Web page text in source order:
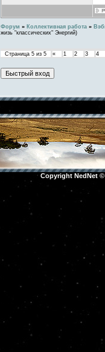
Форум » Коллективная работа »
жизь "классических" Энергий)
Страница 5 из 5 « 1 2 3 4
Copyright NedNet